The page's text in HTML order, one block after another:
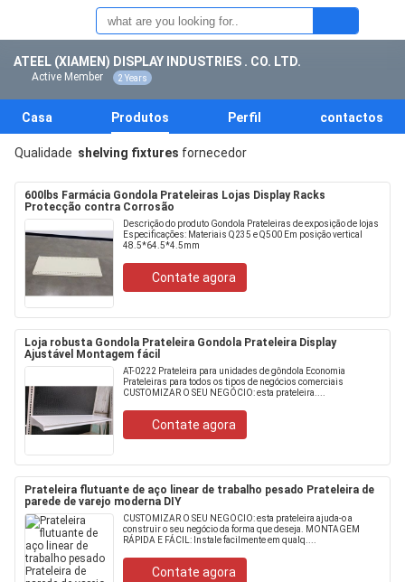
ATEEL (XIAMEN) DISPLAY INDUSTRIES . CO. LTD.
Active Member 2 Years
Casa Produtos Perfil contactos
Qualidade shelving fixtures fornecedor
600lbs Farmácia Gondola Prateleiras Lojas Display Racks
Protecção contra Corrosão
Descrição do produto Gondola Prateleiras de exposição de lojas
Especificações: Materiais Q235 e Q500 Em posição vertical
48.5*64.5*4.5mm
Contate agora
Loja robusta Gondola Prateleira Gondola Prateleira Display
Ajustável Montagem fácil
AT-0222 Prateleira para unidades de gôndola Economia
Prateleiras para todos os tipos de negócios comerciais
CUSTOMIZAR O SEU NEGÓCIO: esta prateleira....
Contate agora
Prateleira flutuante de aço linear de trabalho pesado Prateleira de
parede de varejo moderna DIY
CUSTOMIZAR O SEU NEGÓCIO: esta prateleira ajuda-o a
construir o seu negócio da forma que deseja. MONTAGEM
RÁPIDA E FÁCIL: Instale facilmente em qualq....
Contate agora